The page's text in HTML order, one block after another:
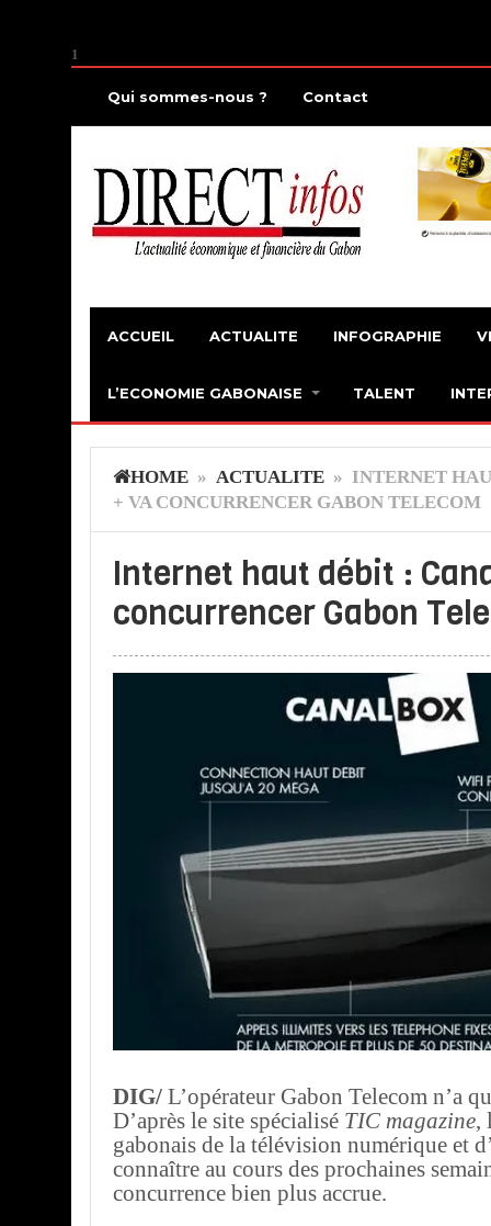
1
Qui sommes-nous ? Contact
ACCUEIL ACTUALITE INFOGRAPHIE
L’ECONOMIE GABONAISE TALENT
HOME » ACTUALITE » INTERNET
+ VA CONCURRENCER GABON TELECOM
Internet haut débit :
concurrencer Gabon
DIG/ L’opérateur Gabon Telecom n’a
D’après le site spécialisé TIC magazine,
gabonais de la télévision numérique et
connaître au cours des prochaines
concurrence bien plus accrue.